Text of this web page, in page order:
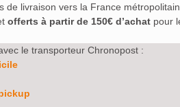
de livraison vers la France
offerts à partir de 150€ d’achat pour
le transporteur Chronopost :